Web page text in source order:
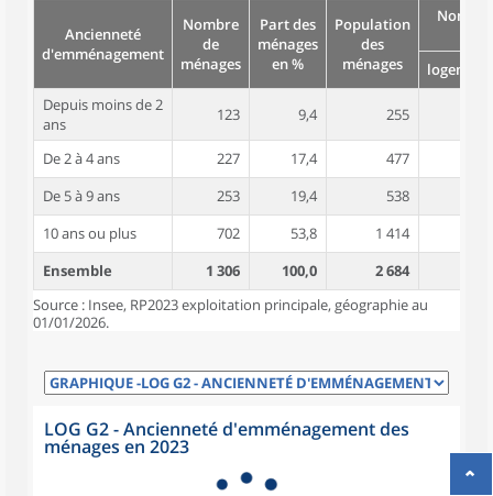
Ancienneté
d'emménagement
Nombre
de
ménages
Part des
ménages
en %
Population
des
ménages
logement
Depuis moins de 2
ans
123 9,4 255
De 2 à 4 ans 227 17,4 477
De 5 à 9 ans
253 19,4 538
10 ans ou plus
702 53,8 1 414
Ensemble
1 306 100,0 2 684
Source : Insee, RP2023 exploitation principale, géographie au
01/01/2026.
LOG G2 - Ancienneté d'emménagement des
ménages en 2023